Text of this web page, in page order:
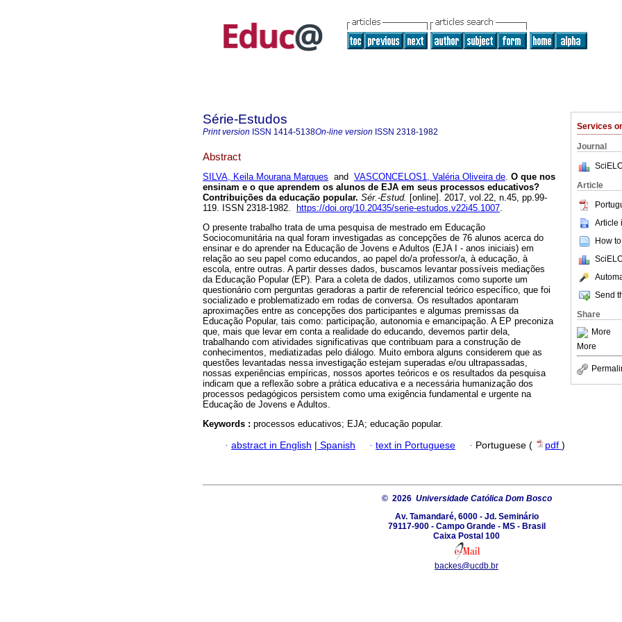
Services
Journal
Article
Article
How
Send
Share
More
More
Série-Estudos
Print version ISSN 1414-5138On-line version ISSN 2318-1982
Abstract
SILVA, Keila Mourana Marques and VASCONCELOS1, Valéria Oliveira de. O que nos
ensinam e o que aprendem os alunos de EJA em seus processos educativos?
Contribuições da educação popular. Sér.-Estud. [online]. 2017, vol.22, n.45, pp.99-
119. ISSN 2318-1982.
https://doi.org/10.20435/serie-estudos.v22i45.1007.
O presente trabalho trata de uma pesquisa de mestrado em Educação
Sociocomunitária na qual foram investigadas as concepções de 76 alunos acerca do
ensinar e do aprender na Educação de Jovens e Adultos (EJA I - anos iniciais) em
relação ao seu papel como educandos, ao papel do/a professor/a, à educação, à
escola, entre outras. A partir desses dados, buscamos levantar possíveis mediações
da Educação Popular (EP). Para a coleta de dados, utilizamos como suporte um
questionário com perguntas geradoras a partir de referencial teórico específico, que foi
socializado e problematizado em rodas de conversa. Os resultados apontaram
aproximações entre as concepções dos participantes e algumas premissas da
Educação Popular, tais como: participação, autonomia e emancipação. A EP preconiza
que, mais que levar em conta a realidade do educando, devemos partir dela,
trabalhando com atividades significativas que contribuam para a construção de
conhecimentos, mediatizadas pelo diálogo. Muito embora alguns considerem que as
questões levantadas nessa investigação estejam superadas e/ou ultrapassadas,
nossas experiências empíricas, nossos aportes teóricos e os resultados da pesquisa
indicam que a reflexão sobre a prática educativa e a necessária humanização dos
processos pedagógicos persistem como uma exigência fundamental e urgente na
Educação de Jovens e Adultos.
Keywords : processos educativos; EJA; educação popular.
· abstract in English | Spanish · text in Portuguese · Portuguese ( pdf )
© 2026 Universidade Católica Dom Bosco
Av. Tamandaré, 6000 - Jd. Seminário
79117-900 - Campo Grande - MS - Brasil
Caixa Postal 100
backes@ucdb.br